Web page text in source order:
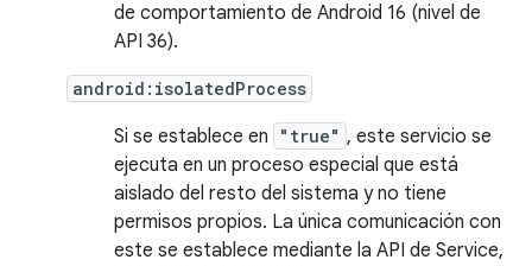
de comportamiento de Android 16 (nivel de
API 36).
android:isolatedProcess
Si se establece en "true" , este servicio se
ejecuta en un proceso especial que está
aislado del resto del sistema y no tiene
permisos propios. La única comunicación con
este se establece mediante la API de Service,